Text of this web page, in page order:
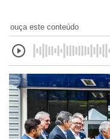
ouça este conteúdo